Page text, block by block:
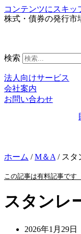
コンテンツにスキッ
株式・債券の発行市
検索
法人向けサービス
会社案内
お問い合わせ
ホーム /M＆A / スタ
この記事は有料記事です
スタンレ
2026年1月29日